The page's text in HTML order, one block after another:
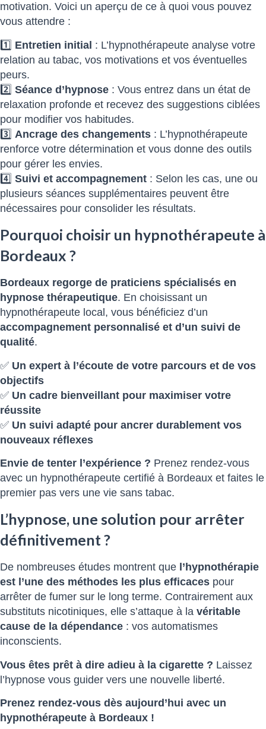
motivation. Voici un aperçu de ce à quoi vous pouvez
vous attendre :
1️⃣ Entretien initial : L’hypnothérapeute analyse votre
relation au tabac, vos motivations et vos éventuelles
peurs.
2️⃣ Séance d’hypnose : Vous entrez dans un état de
relaxation profonde et recevez des suggestions ciblées
pour modifier vos habitudes.
3️⃣ Ancrage des changements : L’hypnothérapeute
renforce votre détermination et vous donne des outils
pour gérer les envies.
4️⃣ Suivi et accompagnement : Selon les cas, une ou
plusieurs séances supplémentaires peuvent être
nécessaires pour consolider les résultats.
Pourquoi choisir un hypnothérapeute à
Bordeaux ?
Bordeaux regorge de praticiens spécialisés en
hypnose thérapeutique. En choisissant un
hypnothérapeute local, vous bénéficiez d’un
accompagnement personnalisé et d’un suivi de
qualité.
✅ Un expert à l’écoute de votre parcours et de vos
objectifs
✅ Un cadre bienveillant pour maximiser votre
réussite
✅ Un suivi adapté pour ancrer durablement vos
nouveaux réflexes
Envie de tenter l’expérience ? Prenez rendez-vous
avec un hypnothérapeute certifié à Bordeaux et faites le
premier pas vers une vie sans tabac.
L’hypnose, une solution pour arrêter
définitivement ?
De nombreuses études montrent que l’hypnothérapie
est l’une des méthodes les plus efficaces pour
arrêter de fumer sur le long terme. Contrairement aux
substituts nicotiniques, elle s’attaque à la véritable
cause de la dépendance : vos automatismes
inconscients.
Vous êtes prêt à dire adieu à la cigarette ? Laissez
l’hypnose vous guider vers une nouvelle liberté.
Prenez rendez-vous dès aujourd’hui avec un
hypnothérapeute à Bordeaux !